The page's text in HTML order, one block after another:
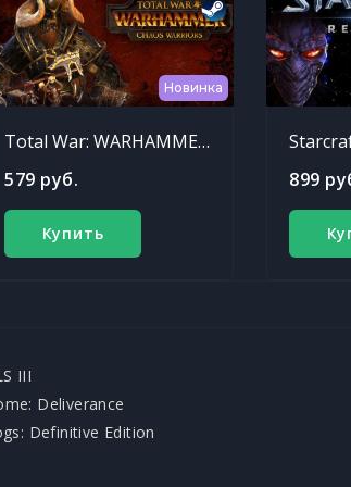
Новинка
Total War: WARHAMMER - Chaos Warriors Race Pack
579 руб.
Купить
899
III
Deliverance
Definitive Edition